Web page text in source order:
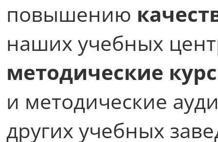
повышению
наших учебных
методические
и методические
других учебных